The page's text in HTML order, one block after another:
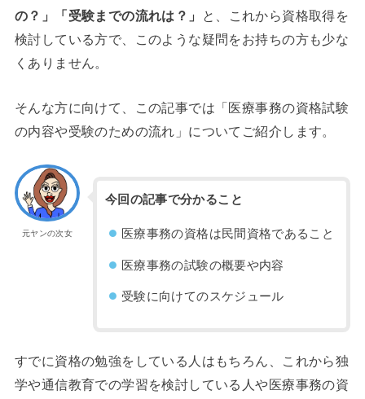
の？」「受験までの流れは？」
と、これから資格取得を
検討している方で、このような疑問をお持ちの方も少な
くありません。
そんな方に向けて、この記事では「医療事務の資格試験
の内容や受験のための流れ」についてご紹介します。
元ヤンの次女
今回の記事で分かること
医療事務の資格は民間資格であること
医療事務の試験の概要や内容
受験に向けてのスケジュール
すでに資格の勉強をしている人はもちろん、これから独
学や通信教育での学習を検討している人や医療事務の資